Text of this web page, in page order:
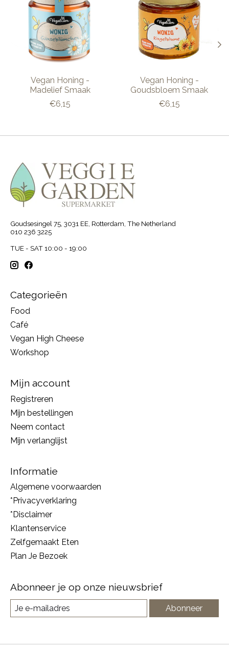
Vegan Honing -
Madelief Smaak
€6,15
Vegan Honing -
Goudsbloem Smaak
€6,15
Goudsesingel 75, 3031 EE, Rotterdam, The Netherland
010 236 3225
TUE - SAT 10:00 - 19:00
Categorieën
Food
Café
Vegan High Cheese
Workshop
Mijn account
Registreren
Mijn bestellingen
Neem contact
Mijn verlanglijst
Informatie
Algemene voorwaarden
*Privacyverklaring
*Disclaimer
Klantenservice
Zelfgemaakt Eten
Plan Je Bezoek
Abonneer je op onze nieuwsbrief
Abonneer